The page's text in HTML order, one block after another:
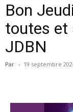
Bon
toutes et
JDBN
Par - 19 septembre